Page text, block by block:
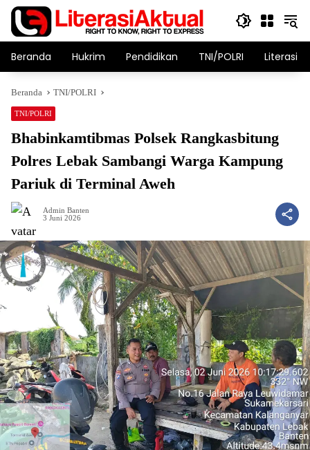
Langsung
konten
Beranda Hukrim Pendidikan TNI/POLRI Literasi
Beranda TNI/POLRI
TNI/POLRI
Bhabinkamtibmas Polsek Rangkasbitung
Polres Lebak Sambangi Warga Kampung
Pariuk di Terminal Aweh
Admin Banten
3 Juni 2026